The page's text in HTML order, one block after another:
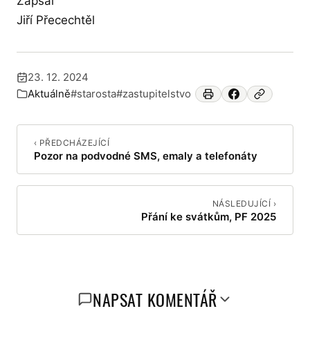
Jiří Přecechtěl
Publikováno:
23. 12. 2024
Zařazeno v:
Aktuálně#starosta#zastupitelstvo
‹ PŘEDCHÁZEJÍCÍ
Pozor na podvodné SMS, emaly a telefonáty
NÁSLEDUJÍCÍ ›
Přání ke svátkům, PF 2025
NAPSAT KOMENTÁŘ